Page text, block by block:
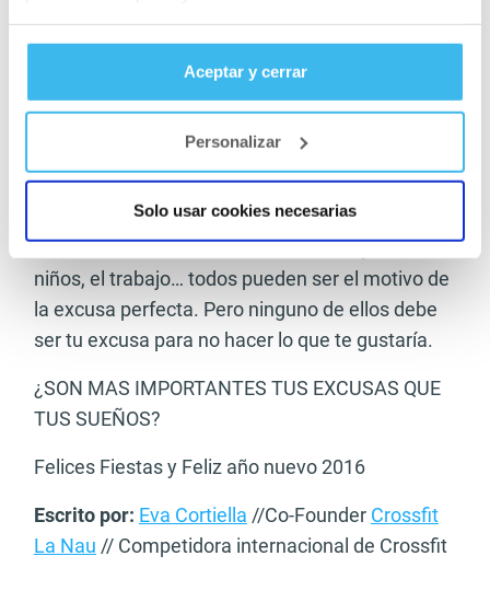
Aceptar y cerrar
Personalizar
Solo usar cookies necesarias
agenda puedes encontrar una hora para
dedicarla a tu salud. La mayoría de gimnasios,
mañana a 10 de la noche. Es tu elección cambiar
aquello que no te gusta de tu vida. Nadie lo hará
por ti. No te olvides de que todos disponemos de
las mismas 24 horas. La edad, el tiempo, los
niños, el trabajo… todos pueden ser el motivo de
la excusa perfecta. Pero ninguno de ellos debe
ser tu excusa para no hacer lo que te gustaría.
¿SON MAS IMPORTANTES TUS EXCUSAS QUE
TUS SUEÑOS?
Felices Fiestas y Feliz año nuevo 2016
Escrito por: Eva Cortiella //Co-Founder Crossfit
La Nau // Competidora internacional de Crossfit